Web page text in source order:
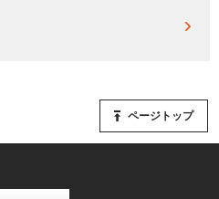
ページトップ